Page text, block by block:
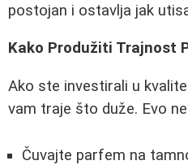
postojan i ostavlja jak
Kako Produžiti Trajnost
Ako ste investirali u
vam traje što duže. Evo
Čuvajte parfem na